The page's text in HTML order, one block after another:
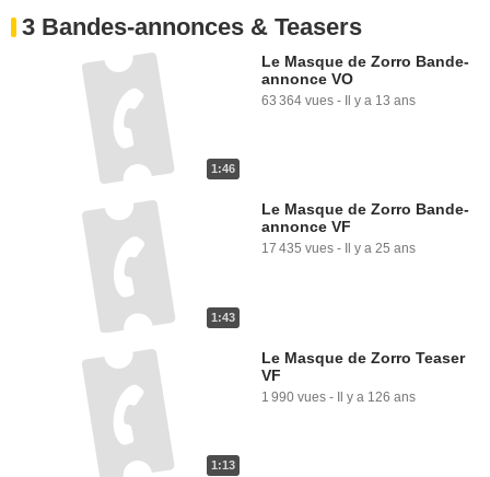
3 Bandes-annonces & Teasers
1:46
Le Masque de Zorro Bande-
annonce VO
63 364 vues - Il y a 13 ans
1:43
Le Masque de Zorro Bande-
annonce VF
17 435 vues - Il y a 25 ans
1:13
Le Masque de Zorro Teaser
VF
1 990 vues - Il y a 126 ans